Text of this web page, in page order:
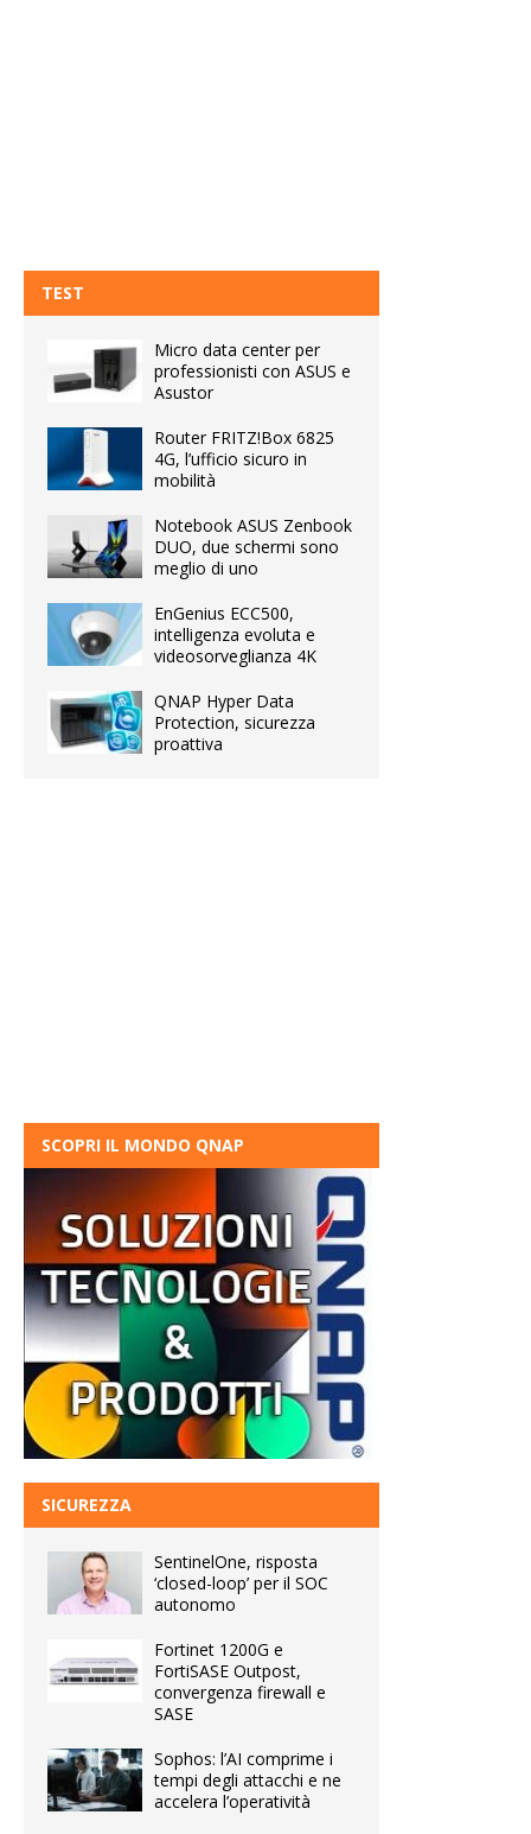
TEST
Micro data center per
professionisti con ASUS e
Asustor
Router FRITZ!Box 6825
4G, l’ufficio sicuro in
mobilità
Notebook ASUS Zenbook
DUO, due schermi sono
meglio di uno
EnGenius ECC500,
intelligenza evoluta e
videosorveglianza 4K
QNAP Hyper Data
Protection, sicurezza
proattiva
SCOPRI IL MONDO QNAP
SICUREZZA
SentinelOne, risposta
‘closed-loop’ per il SOC
autonomo
Fortinet 1200G e
FortiSASE Outpost,
convergenza firewall e
SASE
Sophos: l’AI comprime i
tempi degli attacchi e ne
accelera l’operatività